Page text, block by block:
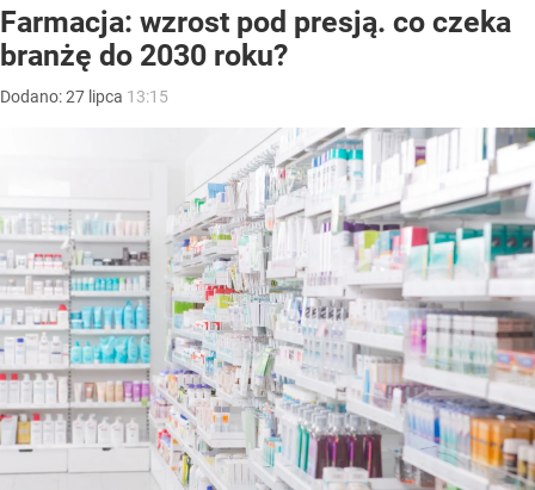
Farmacja: wzrost pod presją. co czeka
branżę do 2030 roku?
Dodano:27 lipca 13:15